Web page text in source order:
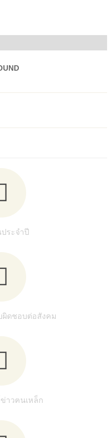
ระจำปี
ผิดชอบต่อสังคม
าวฅนเหล็ก